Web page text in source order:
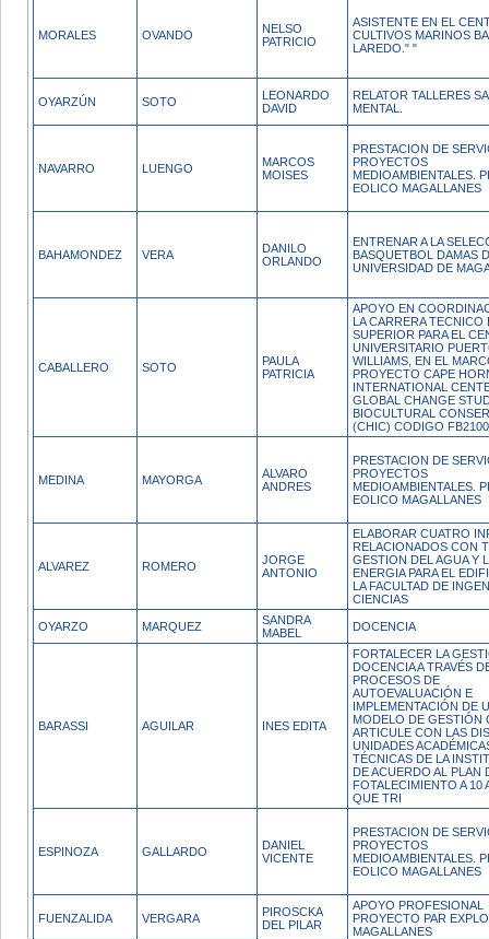
MORALES OVANDO
NELSO
PATRICIO
ASISTENTE EN EL
CULTIVOS MARINOS
LAREDO." "
OYARZÚN SOTO
LEONARDO
DAVID
RELATOR TALLERES
MENTAL.
NAVARRO LUENGO
MARCOS
MOISES
PRESTACION DE
PROYECTOS
MEDIOAMBIENTALES.
EOLICO MAGALLANES
BAHAMONDEZ VERA
DANILO
ORLANDO
ENTRENAR A LA
BASQUETBOL DAMAS
UNIVERSIDAD DE
CABALLERO SOTO
PAULA
PATRICIA
APOYO EN
LA CARRERA TECNICO
SUPERIOR PARA EL
UNIVERSITARIO
WILLIAMS, EN EL
PROYECTO CAPE
INTERNATIONAL
GLOBAL CHANGE
BIOCULTURAL
(CHIC) CODIGO
MEDINA MAYORGA
ALVARO
ANDRES
PRESTACION DE
PROYECTOS
MEDIOAMBIENTALES.
EOLICO MAGALLANES
ALVAREZ ROMERO
JORGE
ANTONIO
ELABORAR CUATRO
RELACIONADOS CON
GESTION DEL AGUA Y
ENERGIA PARA EL
LA FACULTAD DE
CIENCIAS
OYARZO MARQUEZ
SANDRA
MABEL
DOCENCIA
BARASSI AGUILAR INES EDITA
FORTALECER LA
DOCENCIA A TRAVÉS
PROCESOS DE
AUTOEVALUACIÓN E
IMPLEMENTACIÓN DE
MODELO DE GESTIÓN
ARTICULE CON LAS
UNIDADES
TÉCNICAS DE LA
DE ACUERDO AL PLAN
FOTALECIMIENTO A 10
QUE TRI
ESPINOZA GALLARDO
DANIEL
VICENTE
PRESTACION DE
PROYECTOS
MEDIOAMBIENTALES.
EOLICO MAGALLANES
FUENZALIDA VERGARA
PIROSCKA
DEL PILAR
APOYO PROFESIONAL
PROYECTO PAR
MAGALLANES